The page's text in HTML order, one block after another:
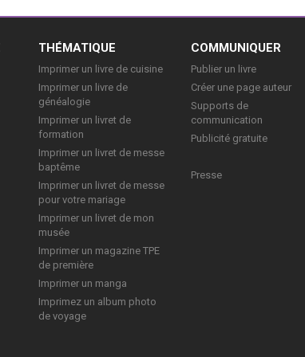
THÉMATIQUE
Imprimer un livre de cuisine
Imprimer un livre de
généalogie
Imprimer un livret de
formation
Imprimer un livret de messe
baptême
Imprimer un livret de messe
pour votre mariage
Imprimer un livret de mon
musée
Imprimer un magazine TPE
de première
Imprimer un manga
Imprimez un album photo
de voyage
COMMUNIQUER
Publier un livre
Créer une page auteur
Supports de
communication
Publicité gratuite
Presse